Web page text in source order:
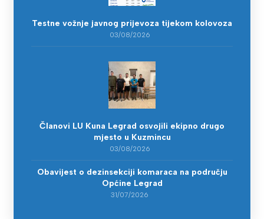
Testne vožnje javnog prijevoza tijekom kolovoza
03/08/2026
Članovi LU Kuna Legrad osvojili ekipno drugo
mjesto u Kuzmincu
03/08/2026
Obavijest o dezinsekciji komaraca na području
Općine Legrad
31/07/2026